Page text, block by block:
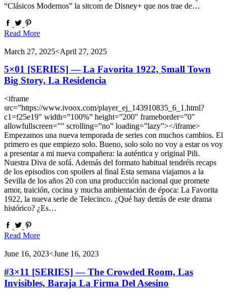
“Clásicos Modernos” la sitcom de Disney+ que nos trae de…
Read More
March 27, 2025<April 27, 2025
5×01 [SERIES] — La Favorita 1922, Small Town
Big Story, La Residencia
<iframe
src=”https://www.ivoox.com/player_ej_143910835_6_1.html?
c1=f25e19″ width=”100%” height=”200″ frameborder=”0″
allowfullscreen=”” scrolling=”no” loading=”lazy”></iframe>
Empezamos una nueva temporada de series con muchos cambios. El
primero es que empiezo solo. Bueno, solo solo no voy a estar os voy
a presentar a mi nueva compañera: la auténtica y original Pili.
Nuestra Diva de sofá. Además del formato habitual tendréis recaps
de los episodios con spoilers al final Esta semana viajamos a la
Sevilla de los años 20 con una producción nacional que promete
amor, traición, cocina y mucha ambientación de época: La Favorita
1922, la nueva serie de Telecinco. ¿Qué hay detrás de este drama
histórico? ¿Es…
Read More
June 16, 2023<June 16, 2023
#3×11 [SERIES] — The Crowded Room, Las
Invisibles, Baraja La Firma Del Asesino